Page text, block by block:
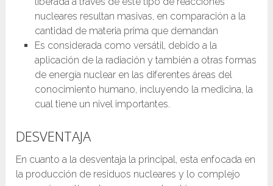
nucleares resultan masivas, en comparación a la
cantidad de materia prima que demandan
Es considerada como versátil, debido a la
aplicación de la radiación y también a otras formas
de energía nuclear en las diferentes áreas del
conocimiento humano, incluyendo la medicina, la
cual tiene un nivel importantes.
DESVENTAJA
En cuanto a la desventaja la principal, esta enfocada en
la producción de residuos nucleares y lo complejo